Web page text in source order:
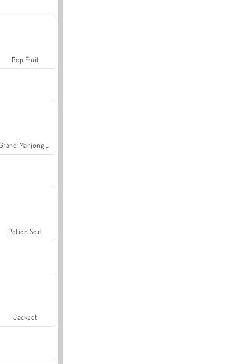
Pop Fruit
Potion Sort
Jackpot